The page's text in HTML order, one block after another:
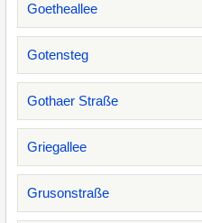
Goetheallee
Gotensteg
Gothaer Straße
Griegallee
Grusonstraße